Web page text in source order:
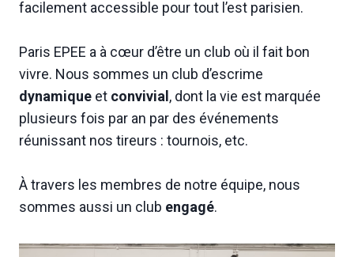
facilement accessible pour tout l’est parisien.
Paris EPEE a à cœur d’être un club où il fait bon
vivre. Nous sommes un club d’escrime
dynamique et convivial , dont la vie est marquée
plusieurs fois par an par des événements
réunissant nos tireurs : tournois, etc.
À travers les membres de notre équipe, nous
sommes aussi un club engagé.